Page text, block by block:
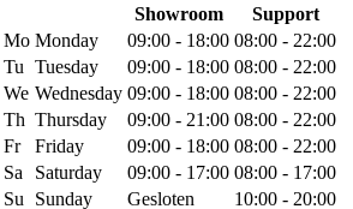
Showroom
Support
Mo Monday 09:00 - 18:00 08:00 - 22:00
Tu Tuesday 09:00 - 18:00 08:00 - 22:00
We Wednesday 09:00 - 18:00 08:00 - 22:00
Th Thursday 09:00 - 21:00 08:00 - 22:00
Fr
Friday 09:00 - 18:00 08:00 - 22:00
Sa
Saturday 09:00 - 17:00 08:00 - 17:00
Su
Sunday Gesloten 10:00 - 20:00